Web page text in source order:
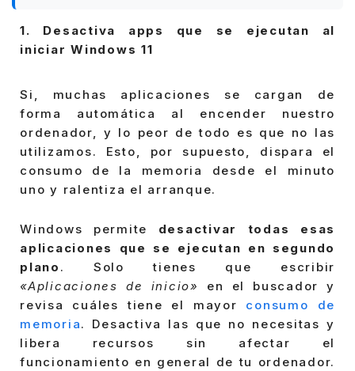
1. Desactiva apps que se ejecutan al
iniciar Windows 11
Si, muchas aplicaciones se cargan de
forma automática al encender nuestro
ordenador, y lo peor de todo es que no las
utilizamos. Esto, por supuesto, dispara el
consumo de la memoria desde el minuto
uno y ralentiza el arranque.
Windows permite desactivar todas esas
aplicaciones que se ejecutan en segundo
plano . Solo tienes que escribir
«Aplicaciones de inicio» en el buscador y
revisa cuáles tiene el mayor consumo de
memoria. Desactiva las que no necesitas y
libera recursos sin afectar el
funcionamiento en general de tu ordenador.